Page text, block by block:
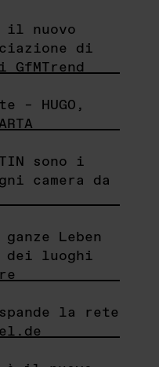
il nuovo
di
– HUGO,
sono i
camera da
ganze Leben
dei luoghi
la rete